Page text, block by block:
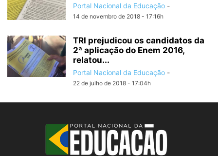
Portal Nacional da Educação -
14 de novembro de 2018 - 17:16h
TRI prejudicou os candidatos da
2ª aplicação do Enem 2016,
relatou...
Portal Nacional da Educação -
22 de julho de 2018 - 17:04h